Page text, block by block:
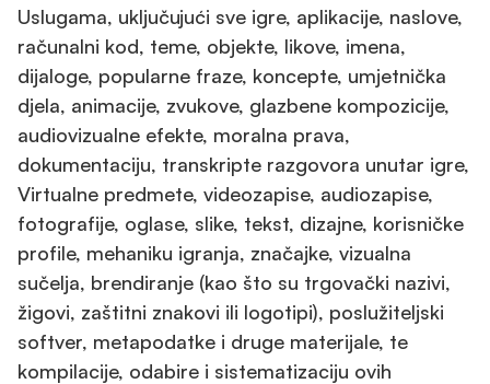
Uslugama, uključujući sve igre, aplikacije, naslove,
računalni kod, teme, objekte, likove, imena,
dijaloge, popularne fraze, koncepte, umjetnička
djela, animacije, zvukove, glazbene kompozicije,
audiovizualne efekte, moralna prava,
dokumentaciju, transkripte razgovora unutar igre,
Virtualne predmete, videozapise, audiozapise,
fotografije, oglase, slike, tekst, dizajne, korisničke
profile, mehaniku igranja, značajke, vizualna
sučelja, brendiranje (kao što su trgovački nazivi,
žigovi, zaštitni znakovi ili logotipi), poslužiteljski
softver, metapodatke i druge materijale, te
kompilacije, odabire i sistematizaciju ovih